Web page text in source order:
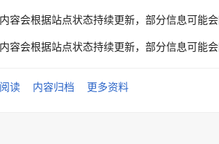
容会根据站点状态持续更新，部分信息可能
容会根据站点状态持续更新，部分信息可能
读 内容归档 更多资料